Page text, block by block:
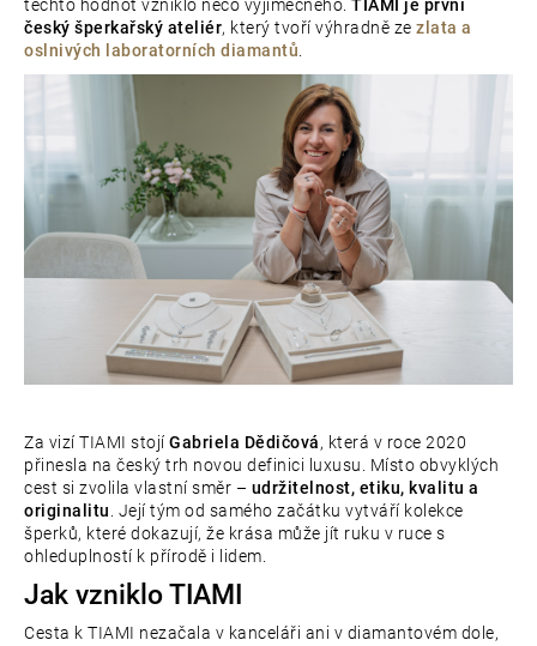
těchto hodnot vzniklo něco výjimečného. TIAMI je první
český šperkařský ateliér, který tvoří výhradně ze zlata a
oslnivých laboratorních diamantů
Za vizí TIAMI stojí Gabriela Dědičová, která v roce 2020
přinesla na český trh novou definici luxusu. Místo obvyklých
cest si zvolila vlastní směr – udržitelnost, etiku, kvalitu a
originalitu. Její tým od samého začátku vytváří kolekce
šperků, které dokazují, že krása může jít ruku v ruce s
ohleduplností k přírodě i lidem.
Jak vzniklo TIAMI
Cesta k TIAMI nezačala v kanceláři ani v diamantovém dole,
b
u
t
e
í
t
?
D
o